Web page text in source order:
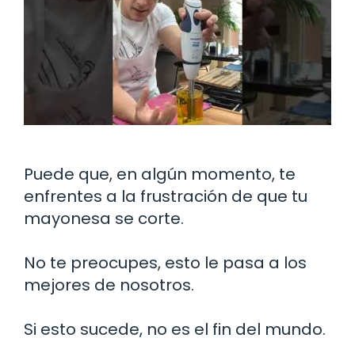
Puede que, en algún momento, te
enfrentes a la frustración de que tu
mayonesa se corte.
No te preocupes, esto le pasa a los
mejores de nosotros.
Si esto sucede, no es el fin del mundo.